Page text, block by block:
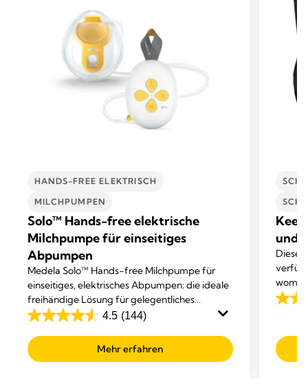
HANDS-FREE ELEKTRISCH
MILCHPUMPEN
Solo™ Hands-free elektrische
Milchpumpe für einseitiges
Abpumpen
Medela Solo™ Hands-free Milchpumpe für
einseitiges, elektrisches Abpumpen: die ideale
freihändige Lösung für gelegentliches
Abpumpen.
4.5 (144)
4.5
out
of
Mehr erfahren
und
Dieser
womit
sorgt.
4.2
of
5